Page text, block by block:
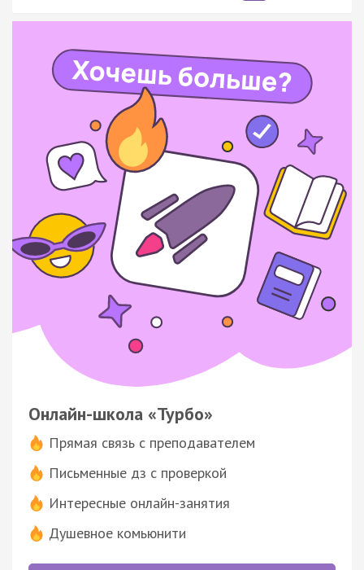
Онлайн-школа «Турбо»
Прямая связь с преподавателем
Письменные дз с проверкой
Интересные онлайн-занятия
Душевное комьюнити